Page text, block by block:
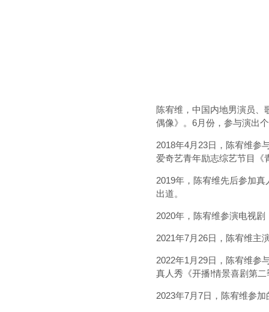
陈宥维，中国内地男演员、
偶像》。6月份，参与演出
2018年4月23日，陈宥维参
爱奇艺青年励志综艺节目《
2019年，陈宥维先后参加
出道。
2020年，陈宥维参演电视
2021年7月26日，陈宥维主
2022年1月29日，陈宥维参
真人秀《开播!情景喜剧第
2023年7月7日，陈宥维参